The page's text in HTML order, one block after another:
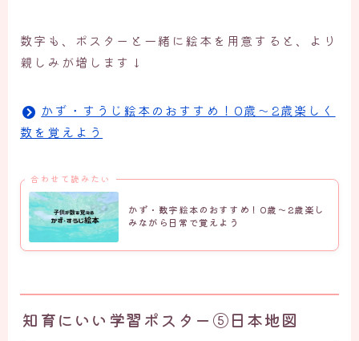
数字も、ポスターと一緒に絵本を用意すると、より
親しみが増します↓
かず・すうじ絵本のおすすめ！0歳～2歳楽しく
数を覚えよう
合わせて読みたい
かず・数字絵本のおすすめ！0歳～2歳楽し
みながら日常で覚えよう
知育にいい学習ポスター⑤日本地図